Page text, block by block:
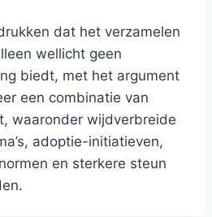
dat het verzamelen
wellicht geen
biedt, met het argument
een combinatie van
waaronder wijdverbreide
adoptie-initiatieven,
en sterkere steun